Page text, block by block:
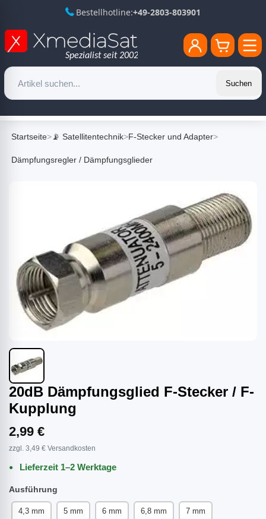
Bestellhotline:+49-2803-803901
Suchen
Startseite>📡 Satellitentechnik>F-Stecker und Adapter>
Dämpfungsregler / Dämpfungsglieder
20dB Dämpfungsglied F-Stecker / F-
Kupplung
2,99 €
zzgl. 3,49 € Versandkosten
Lieferzeit 1–2 Werktage
Ausführung
4,3 mm 5 mm 6 mm 6,8 mm 7 mm